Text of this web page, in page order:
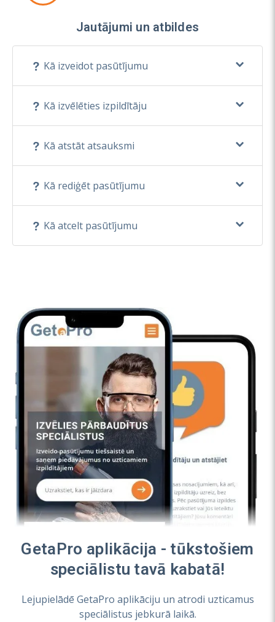
Jautājumi un atbildes
Kā izveidot pasūtījumu
Kā izvēlēties izpildītāju
Kā atstāt atsauksmi
Kā rediģēt pasūtījumu
Kā atcelt pasūtījumu
GetaPro aplikācija - tūkstošiem
speciālistu tavā kabatā!
Lejupielādē GetaPro aplikāciju un atrodi uzticamus
speciālistus jebkurā laikā.